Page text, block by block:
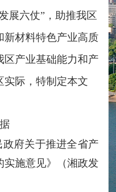
展六仗”，助推我区
新材料特色产业高质
区产业基础能力和产
实际，特制定本文
政府关于推进全省产
实施意见》（湘政发